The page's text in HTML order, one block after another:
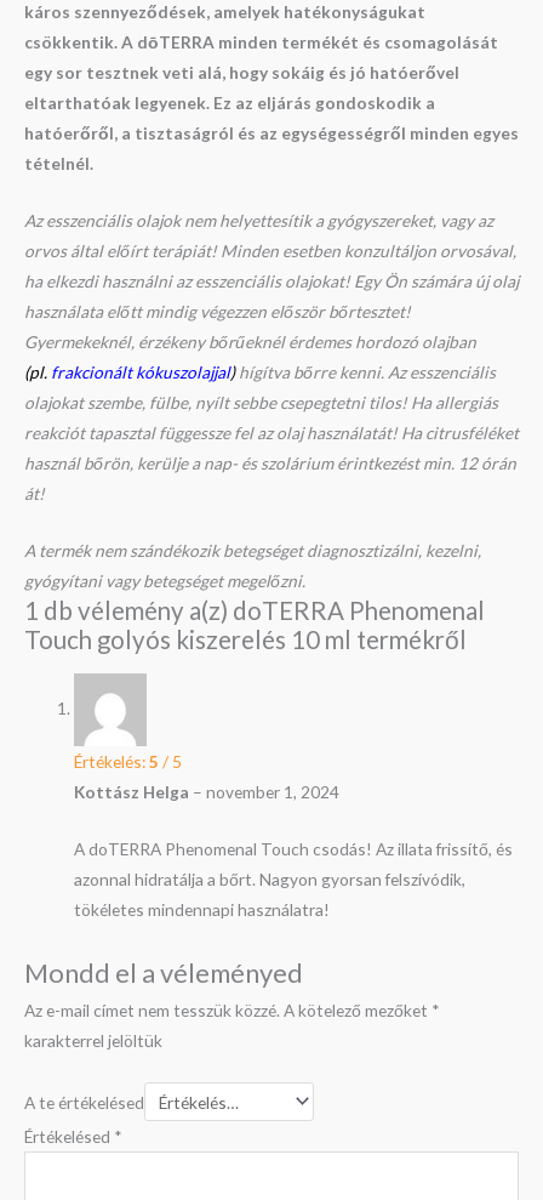
káros szennyeződések, amelyek hatékonyságukat
csökkentik. A dōTERRA minden termékét és csomagolását
egy sor tesztnek veti alá, hogy sokáig és jó hatóerővel
eltarthatóak legyenek. Ez az eljárás gondoskodik a
hatóerőről, a tisztaságról és az egységességről minden egyes
tételnél.
Az esszenciális olajok nem helyettesítik a gyógyszereket, vagy az
orvos által előírt terápiát! Minden esetben konzultáljon orvosával,
ha elkezdi használni az esszenciális olajokat! Egy Ön számára új olaj
használata előtt mindig végezzen először bőrtesztet!
Gyermekeknél, érzékeny bőrűeknél érdemes hordozó olajban
(pl. frakcionált kókuszolajjal)hígítva bőrre kenni. Az esszenciális
olajokat szembe, fülbe, nyílt sebbe csepegtetni tilos! Ha allergiás
reakciót tapasztal függessze fel az olaj használatát! Ha citrusféléket
használ bőrön, kerülje a nap- és szolárium érintkezést min. 12 órán
át!
A termék nem szándékozik betegséget diagnosztizálni, kezelni,
gyógyítani vagy betegséget megelőzni.
1 db vélemény a(z) doTERRA Phenomenal
Touch golyós kiszerelés 10 ml termékről
Értékelés:5 / 5
Kottász Helga – november 1, 2024
A doTERRA Phenomenal Touch csodás! Az illata frissítő, és
azonnal hidratálja a bőrt. Nagyon gyorsan felszívódik,
tökéletes mindennapi használatra!
Mondd el a véleményed
Az e-mail címet nem tesszük közzé. A kötelező mezőket *
karakterrel jelöltük
A te értékelésed
Értékelésed *